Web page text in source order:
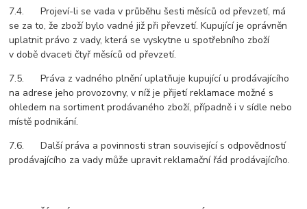
7.4. Projeví-li se vada v průběhu šesti měsíců od převzetí, má
se za to, že zboží bylo vadné již při převzetí. Kupující je oprávněn
uplatnit právo z vady, která se vyskytne u spotřebního zboží
v době dvaceti čtyř měsíců od převzetí.
7.5. Práva z vadného plnění uplatňuje kupující u prodávajícího
na adrese jeho provozovny, v níž je přijetí reklamace možné s
ohledem na sortiment prodávaného zboží, případně i v sídle nebo
místě podnikání.
7.6. Další práva a povinnosti stran související s odpovědností
prodávajícího za vady může upravit reklamační řád prodávajícího.